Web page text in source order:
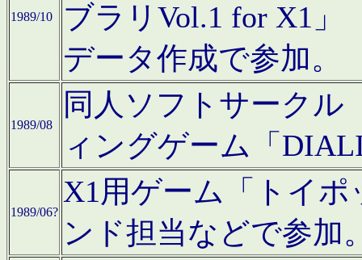
1989/10
ブラリVol.1 for X1」
データ作成で参加。
1989/08
同人ソフトサークル
ィングゲーム「
1989/06?
X1用ゲーム「トイ
ンド担当などで参加